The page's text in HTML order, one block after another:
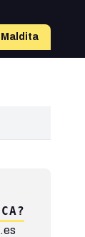
Maldita